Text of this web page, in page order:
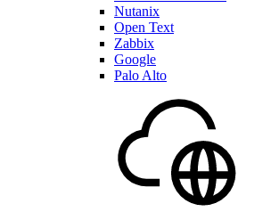
Nutanix
Open Text
Zabbix
Google
Palo Alto